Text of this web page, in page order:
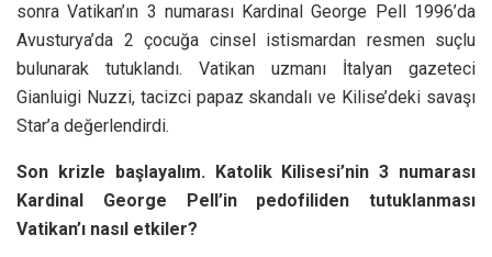
sonra Vatikan’ın 3 numarası Kardinal George Pell 1996’da
Avusturya’da 2 çocuğa cinsel istismardan resmen suçlu
bulunarak tutuklandı. Vatikan uzmanı İtalyan gazeteci
Gianluigi Nuzzi, tacizci papaz skandalı ve Kilise’deki savaşı
Star’a değerlendirdi.
Son krizle başlayalım. Katolik Kilisesi’nin 3 numarası
Kardinal George Pell’in pedofiliden tutuklanması
Vatikan’ı nasıl etkiler?